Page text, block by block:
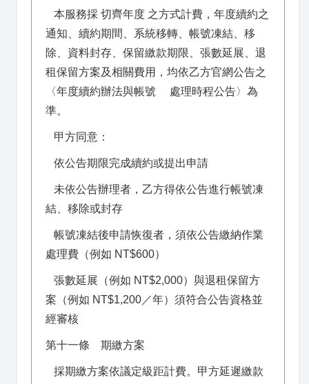
本服務採 切齊年度 之方式計費，年度續約之
通知、續約期間、系統移轉、帳號凍結、移
除、資料封存、保留繳款期限、張數延展、退
租保留方案及相關費用，均依乙方官網公告之
〈年度續約辦法與帳號 處理時程公告〉為
準。
甲方同意：
依公告期限完成續約或提出申請
未依公告辦理者，乙方得依公告進行帳號凍
結、移除或封存
帳號凍結後申請恢復者，須依公告繳納作業
處理費（例如 NT$600）
張數延展（例如 NT$2,000）與退租保留方
案（例如 NT$1,200／年）須符合公告資格並
經審核
第十一條 期繳方案
採期繳方案依議定級距計費。甲方延遲繳款